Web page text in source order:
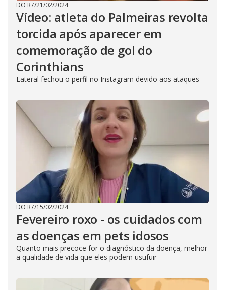
DO R7/21/02/2024
Vídeo: atleta do Palmeiras revolta
torcida após aparecer em
comemoração de gol do
Corinthians
Lateral fechou o perfil no Instagram devido aos ataques
DO R7/15/02/2024
Fevereiro roxo - os cuidados com
as doenças em pets idosos
Quanto mais precoce for o diagnóstico da doença, melhor
a qualidade de vida que eles podem usufuir